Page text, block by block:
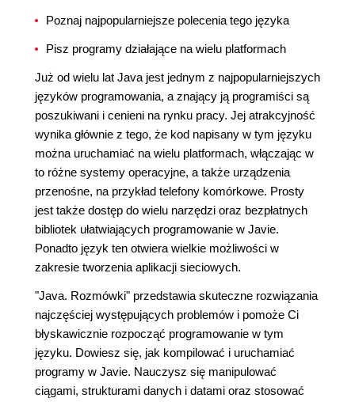
Poznaj najpopularniejsze polecenia tego języka
Pisz programy działające na wielu platformach
Już od wielu lat Java jest jednym z najpopularniejszych
języków programowania, a znający ją programiści są
poszukiwani i cenieni na rynku pracy. Jej atrakcyjność
wynika głównie z tego, że kod napisany w tym języku
można uruchamiać na wielu platformach, włączając w
to różne systemy operacyjne, a także urządzenia
przenośne, na przykład telefony komórkowe. Prosty
jest także dostęp do wielu narzędzi oraz bezpłatnych
bibliotek ułatwiających programowanie w Javie.
Ponadto język ten otwiera wielkie możliwości w
zakresie tworzenia aplikacji sieciowych.
"Java. Rozmówki" przedstawia skuteczne rozwiązania
najczęściej występujących problemów i pomoże Ci
błyskawicznie rozpocząć programowanie w tym
języku. Dowiesz się, jak kompilować i uruchamiać
programy w Javie. Nauczysz się manipulować
ciągami, strukturami danych i datami oraz stosować